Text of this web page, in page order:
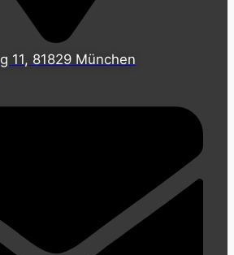
11, 81829 München